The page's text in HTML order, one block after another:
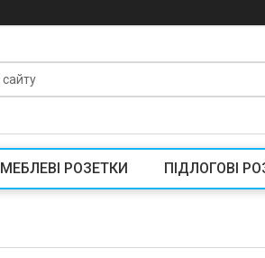
МЕБЛЕВІ РОЗЕТКИ ПІДЛОГОВІ